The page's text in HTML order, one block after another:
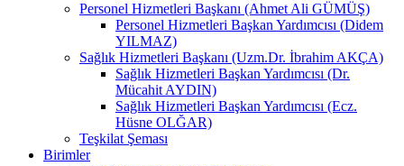
Personel Hizmetleri Başkanı (Ahmet Ali GÜMÜŞ)
Personel Hizmetleri Başkan Yardımcısı (Didem
YILMAZ)
Sağlık Hizmetleri Başkanı (Uzm.Dr. İbrahim AKÇA)
Sağlık Hizmetleri Başkan Yardımcısı (Dr.
Mücahit AYDIN)
Sağlık Hizmetleri Başkan Yardımcısı (Ecz.
Hüsne OLĞAR)
Teşkilat Şeması
Birimler